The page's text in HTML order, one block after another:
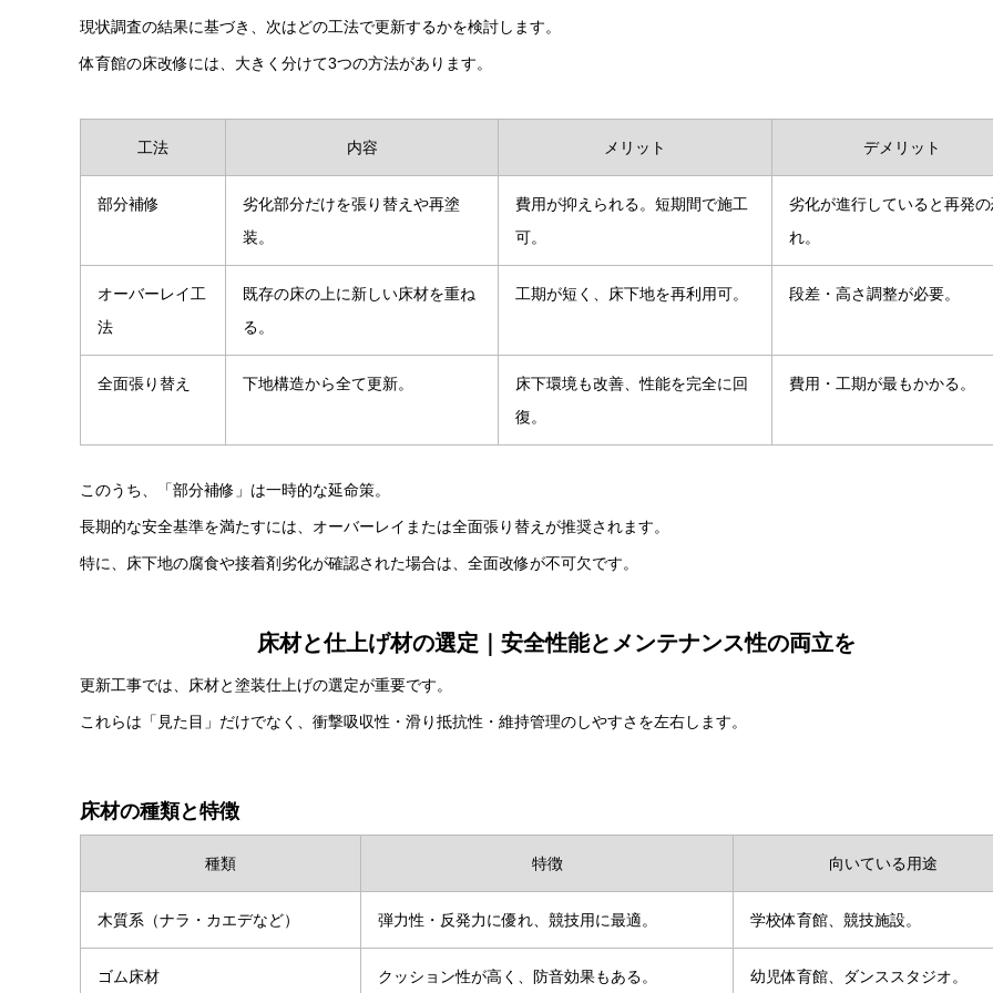
現状調査の結果に基づき、次はどの工法で更新するかを検討します。
体育館の床改修には、大きく分けて3つの方法があります。
工法 内容 メリット デメリット
部分補修
劣化部分だけを張り替えや再塗
装。
費用が抑えられる。短期間で施工
可。
劣化が進行していると再発
れ。
オーバーレイ工
法
既存の床の上に新しい床材を重ね
る。
工期が短く、床下地を再利用可。 段差・高さ調整が必要。
全面張り替え 下地構造から全て更新。
床下環境も改善、性能を完全に回
復。
費用・工期が最もかかる。
このうち、「部分補修」は一時的な延命策。
長期的な安全基準を満たすには、オーバーレイまたは全面張り替えが推奨されます。
特に、床下地の腐食や接着剤劣化が確認された場合は、全面改修が不可欠です。
床材と仕上げ材の選定｜安全性能とメンテナンス性の両立を
更新工事では、床材と塗装仕上げの選定が重要です。
これらは「見た目」だけでなく、衝撃吸収性・滑り抵抗性・維持管理のしやすさを左右します。
床材の種類と特徴
種類 特徴 向いている用途
木質系（ナラ・カエデなど） 弾力性・反発力に優れ、競技用に最適。 学校体育館、競技施設。
ゴム床材 クッション性が高く、防音効果もある。 幼児体育館、ダンススタジオ。